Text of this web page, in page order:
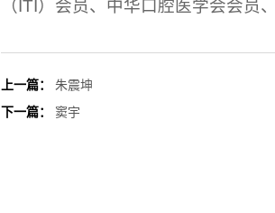
（ITI）会员、中华口腔医学会会
上一篇：
朱震坤
下一篇：
窦宇